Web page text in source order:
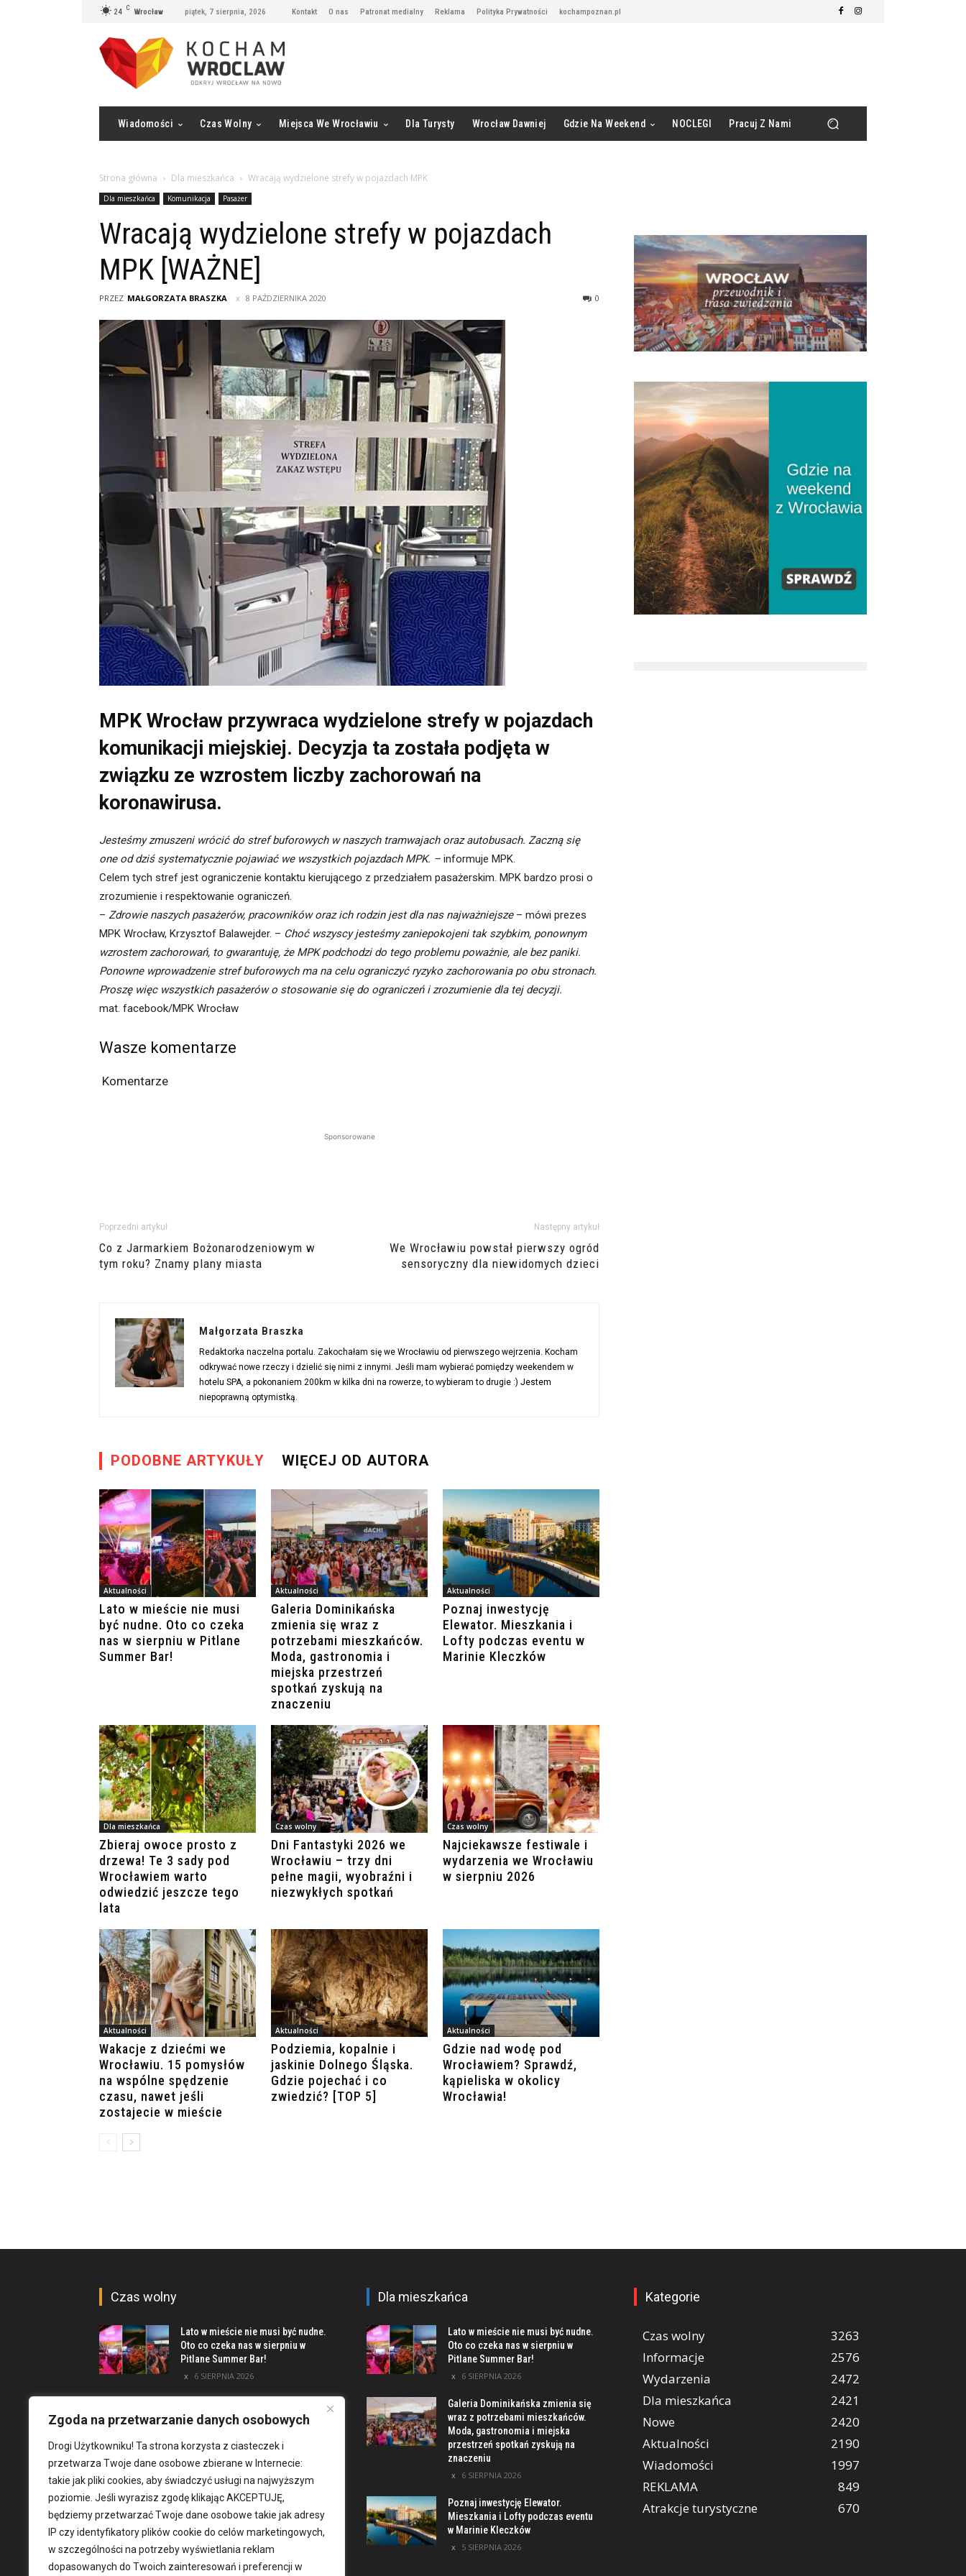
Zgoda na przetwarzanie danych osobowych
Drogi Użytkowniku! Ta strona korzysta z ciasteczek i
przetwarza Twoje dane osobowe zbierane w Internecie:
takie jak pliki cookies, aby świadczyć usługi na najwyższym
poziomie. Jeśli wyrazisz zgodę klikając AKCEPTUJĘ,
będziemy przetwarzać Twoje dane osobowe takie jak adresy
IP czy identyfikatory plików cookie do celów marketingowych,
w szczególności na potrzeby wyświetlania reklam
dopasowanych do Twoich zainteresowań i preferencji w
24 C Wrocław piątek, 7 sierpnia, 2026 Kontakt O nas Patronat medialny Reklama Polityka Prywatności kochampoznan.pl
Wiadomości Czas Wolny Miejsca We Wrocławiu Dla Turysty Wrocław Dawniej Gdzie Na Weekend NOCLEGI Pracuj Z Nami
Strona główna Dla mieszkańca Wracają wydzielone strefy w pojazdach MPK
Dla mieszkańca Komunikacja Pasażer
Wracają wydzielone strefy w pojazdach
MPK [WAŻNE]
PRZEZ MAŁGORZATA BRASZKA 8 PAŹDZIERNIKA 2020 0
MPK Wrocław przywraca wydzielone strefy w pojazdach
komunikacji miejskiej. Decyzja ta została podjęta w
związku ze wzrostem liczby zachorowań na
koronawirusa.
Jesteśmy zmuszeni wrócić do stref buforowych w naszych tramwajach oraz autobusach. Zaczną się
one od dziś systematycznie pojawiać we wszystkich pojazdach MPK. – informuje MPK.
Celem tych stref jest ograniczenie kontaktu kierującego z przedziałem pasażerskim. MPK bardzo prosi o
zrozumienie i respektowanie ograniczeń.
– Zdrowie naszych pasażerów, pracowników oraz ich rodzin jest dla nas najważniejsze – mówi prezes
MPK Wrocław, Krzysztof Balawejder. – Choć wszyscy jesteśmy zaniepokojeni tak szybkim, ponownym
wzrostem zachorowań, to gwarantuję, że MPK podchodzi do tego problemu poważnie, ale bez paniki.
Ponowne wprowadzenie stref buforowych ma na celu ograniczyć ryzyko zachorowania po obu stronach.
Proszę więc wszystkich pasażerów o stosowanie się do ograniczeń i zrozumienie dla tej decyzji.
mat. facebook/MPK Wrocław
Wasze komentarze
Komentarze
Sponsorowane
Poprzedni artykuł
Co z Jarmarkiem Bożonarodzeniowym w
tym roku? Znamy plany miasta
Następny artykuł
We Wrocławiu powstał pierwszy ogród
sensoryczny dla niewidomych dzieci
Małgorzata Braszka
Redaktorka naczelna portalu. Zakochałam się we Wrocławiu od pierwszego wejrzenia. Kocham
odkrywać nowe rzeczy i dzielić się nimi z innymi. Jeśli mam wybierać pomiędzy weekendem w
hotelu SPA, a pokonaniem 200km w kilka dni na rowerze, to wybieram to drugie :) Jestem
niepoprawną optymistką.
PODOBNE ARTYKUŁY WIĘCEJ OD AUTORA
Aktualności
Lato w mieście nie musi
być nudne. Oto co czeka
nas w sierpniu w Pitlane
Summer Bar!
Aktualności
Galeria Dominikańska
zmienia się wraz z
potrzebami mieszkańców.
Moda, gastronomia i
miejska przestrzeń
spotkań zyskują na
znaczeniu
Aktualności
Poznaj inwestycję
Elewator. Mieszkania i
Lofty podczas eventu w
Marinie Kleczków
Dla mieszkańca
Zbieraj owoce prosto z
drzewa! Te 3 sady pod
Wrocławiem warto
odwiedzić jeszcze tego
lata
Czas wolny
Dni Fantastyki 2026 we
Wrocławiu – trzy dni
pełne magii, wyobraźni i
niezwykłych spotkań
Czas wolny
Najciekawsze festiwale i
wydarzenia we Wrocławiu
w sierpniu 2026
Aktualności
Wakacje z dziećmi we
Wrocławiu. 15 pomysłów
na wspólne spędzenie
czasu, nawet jeśli
zostajecie w mieście
Aktualności
Podziemia, kopalnie i
jaskinie Dolnego Śląska.
Gdzie pojechać i co
zwiedzić? [TOP 5]
Aktualności
Gdzie nad wodę pod
Wrocławiem? Sprawdź,
kąpieliska w okolicy
Wrocławia!
Czas wolny
Lato w mieście nie musi być nudne.
Oto co czeka nas w sierpniu w
Pitlane Summer Bar!
6 SIERPNIA 2026
Mieszkania i Lofty podczas eventu
w Marinie Kleczków
5 SIERPNIA 2026
Najciekawsze miejsca na obrzeżach
Wrocławia [TOP 8]
4 SIERPNIA 2026
Dla mieszkańca
Lato w mieście nie musi być nudne.
Oto co czeka nas w sierpniu w
Pitlane Summer Bar!
6 SIERPNIA 2026
Galeria Dominikańska zmienia się
wraz z potrzebami mieszkańców.
Moda, gastronomia i miejska
przestrzeń spotkań zyskują na
znaczeniu
6 SIERPNIA 2026
Poznaj inwestycję Elewator.
Mieszkania i Lofty podczas eventu
w Marinie Kleczków
5 SIERPNIA 2026
Kategorie
Czas wolny
3263
Informacje
2576
Wydarzenia
2472
Dla mieszkańca
2421
Nowe
2420
Aktualności
2190
Wiadomości
1997
REKLAMA
849
Atrakcje turystyczne
670